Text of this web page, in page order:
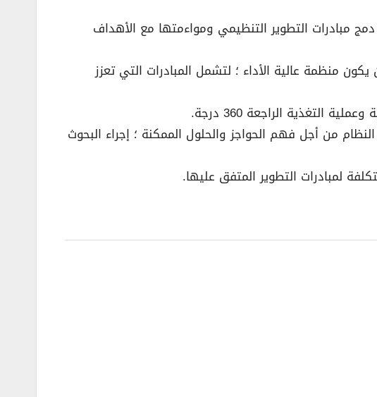
مبادرات التطوير التنظيمي ومواءمتها مع الأهداف
منظمة عالية الأداء ؛ لتشمل المبادرات التي تعزز
الراجعة 360 درجة.
من أجل فهم الحواجز والحلول الممكنة ؛ إجراء البحوث
لمبادرات التطوير المتفق عليها.